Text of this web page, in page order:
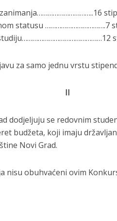
statusu …………………………….7
za samo jednu vrstu
II
dodjeljuju se redovnim
budžeta, koji imaju
Novi Grad.
nisu obuhvaćeni ovim